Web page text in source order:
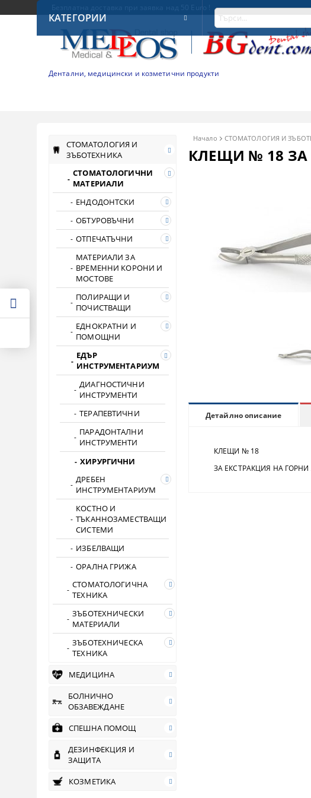
Дентални, медицински и козметични продукти
КАТЕГОРИИ
СТОМАТОЛОГИЯ И
ЗЪБОТЕХНИКА
СТОМАТОЛОГИЧНИ
МАТЕРИАЛИ
ЕНДОДОНТСКИ
ОБТУРОВЪЧНИ
ОТПЕЧАТЪЧНИ
МАТЕРИАЛИ ЗА
ВРЕМЕННИ КОРОНИ И
МОСТОВЕ
ПОЛИРАЩИ И
ПОЧИСТВАЩИ
ЕДНОКРАТНИ И
ПОМОЩНИ
ЕДЪР
ИНСТРУМЕНТАРИУМ
ДИАГНОСТИЧНИ
ИНСТРУМЕНТИ
ТЕРАПЕВТИЧНИ
ПАРАДОНТАЛНИ
ИНСТРУМЕНТИ
ХИРУРГИЧНИ
ДРЕБЕН
ИНСТРУМЕНТАРИУМ
КОСТНО И
ТЪКАННОЗАМЕСТВАЩИ
СИСТЕМИ
ИЗБЕЛВАЩИ
ОРАЛНА ГРИЖА
СТОМАТОЛОГИЧНА
ТЕХНИКА
ЗЪБОТЕХНИЧЕСКИ
МАТЕРИАЛИ
ЗЪБОТЕХНИЧЕСКА
ТЕХНИКА
МЕДИЦИНА
БОЛНИЧНО
ОБЗАВЕЖДАНЕ
СПЕШНА ПОМОЩ
ДЕЗИНФЕКЦИЯ И
ЗАЩИТА
КОЗМЕТИКА
Начало СТОМАТОЛОГИЯ И
КЛЕЩИ № 18
Детайлно описание
КЛЕЩИ № 18
ЗА ЕКСТРАКЦИЯ НА ГОРНИ